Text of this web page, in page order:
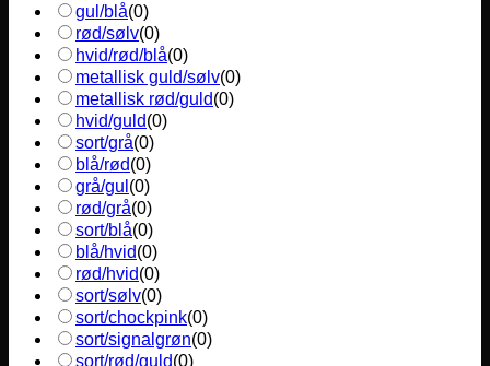
gul/blå(0)
rød/sølv(0)
hvid/rød/blå(0)
metallisk guld/sølv(0)
metallisk rød/guld(0)
hvid/guld(0)
sort/grå(0)
blå/rød(0)
grå/gul (0)
rød/grå(0)
sort/blå(0)
blå/hvid(0)
rød/hvid(0)
sort/sølv(0)
sort/chockpink(0)
sort/signalgrøn(0)
sort/rød/guld(0)